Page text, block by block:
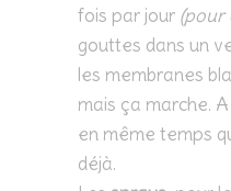
fois par jour (pour
gouttes dans un
les membranes
mais ça marche.
en même temps
déjà.